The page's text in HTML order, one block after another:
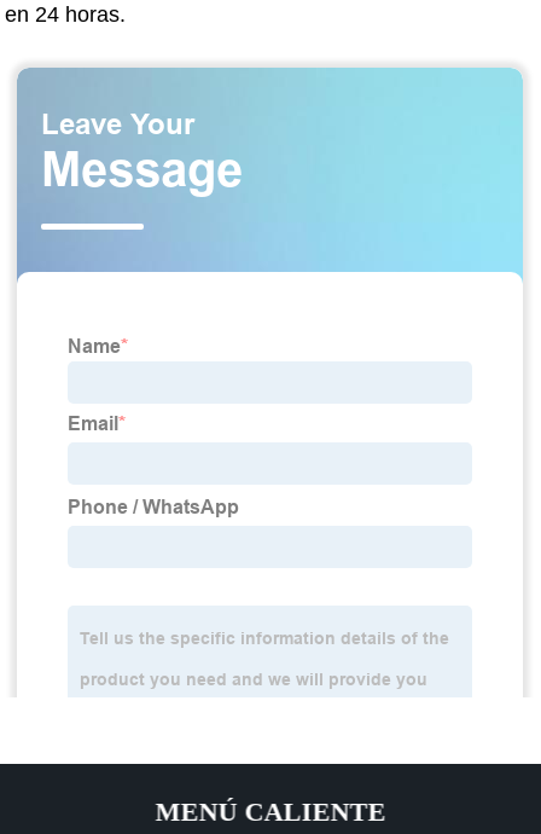
en 24 horas.
MENÚ CALIENTE